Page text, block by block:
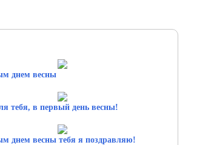
днем весны
тебя, в первый день весны!
днем весны тебя я поздравляю!